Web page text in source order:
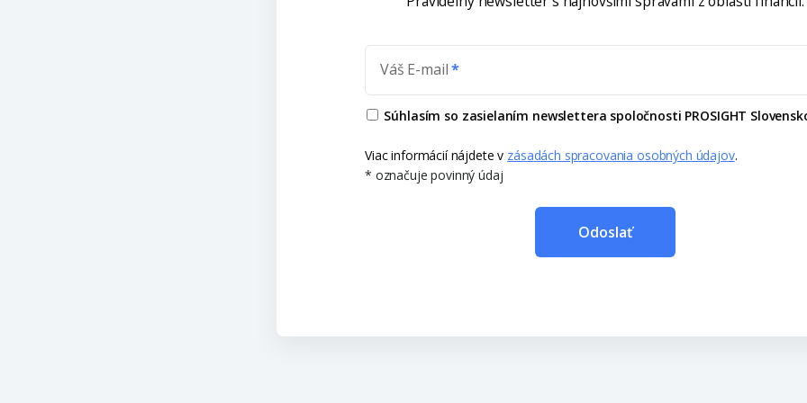
Váš E-mail
Súhlasím so zasielaním newslettera spoločnosti PROSIGHT
Viac informácií nájdete v zásadách spracovania osobných údajov.
* označuje povinný údaj